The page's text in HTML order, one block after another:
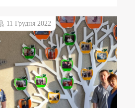
11 Грудня 2022